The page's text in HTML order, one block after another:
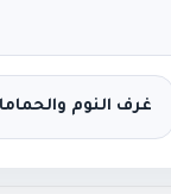
غرف النوم